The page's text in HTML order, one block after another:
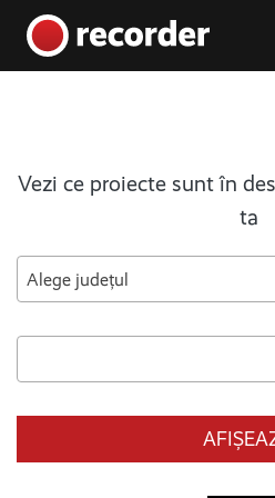
Main Navigation
Vezi ce proiecte sunt în
ta
Alege județul